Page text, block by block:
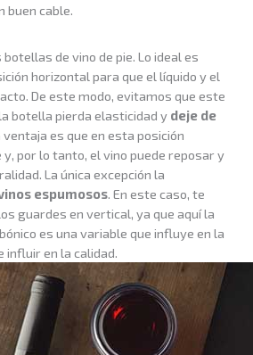
buen cable.
de vino de pie. Lo ideal es
horizontal para que el líquido y el
De este modo, evitamos que este
botella pierda elasticidad y deje de
ventaja es que en esta posición
por lo tanto, el vino puede reposar y
La única excepción la
espumosos. En este caso, te
guardes en vertical, ya que aquí la
es una variable que influye en la
influir en la calidad.